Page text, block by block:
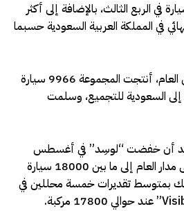
“لوِسد” 3891 سيارة في الربع الثالث، بالإضافة إلى أكثر
في المملكة العربية السعودية حسبما
وعلى مدار أول 9 أشهر من العام، أنتجت المجموعة 9966 سيارة
إلى السعودية للتجميع، وسلمت
بعد أن خفضت “لوسِد” في أغسطس
توقعاتها لإجمالي الإنتاج على مدار العام إلى ما بين 18000 سيارة
ذلك بمتوسط تقديرات خمسة محللين في